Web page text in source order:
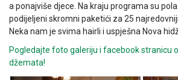
a ponajviše djece. Na kraju programa su
podijeljeni skromni paketići za 25
Neka nam je svima hairli i uspješna Nova
Pogledajte foto galeriju i facebook stranicu
džemata!